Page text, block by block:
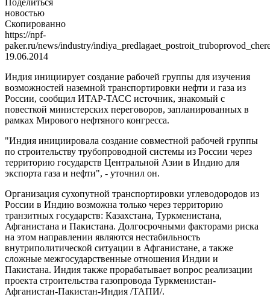
новостью
Скопированно
https://npf-
paker.ru/news/industry/
19.06.2014
Индия инициирует создание рабочей группы для изучения
возможностей наземной транспортировки нефти и газа из
России, сообщил ИТАР-ТАСС источник, знакомый с
повесткой министерских переговоров, запланированных в
рамках Мирового нефтяного конгресса.
"Индия инициировала создание совместной рабочей группы
по строительству трубопроводной системы из России через
территорию государств Центральной Азии в Индию для
экспорта газа и нефти", - уточнил он.
Организация сухопутной транспортировки углеводородов из
России в Индию возможна только через территорию
транзитных государств: Казахстана, Туркменистана,
Афганистана и Пакистана. Долгосрочными факторами риска
на этом направлении являются нестабильность
внутриполитической ситуации в Афганистане, а также
сложные межгосударственные отношения Индии и
Пакистана. Индия также прорабатывает вопрос реализации
проекта строительства газопровода Туркменистан-
Афганистан-Пакистан-Индия /ТАПИ/.